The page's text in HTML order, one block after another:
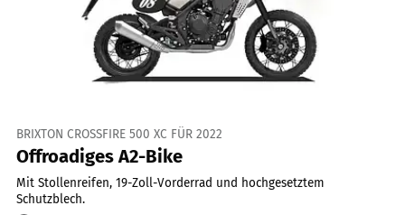
BRIXTON CROSSFIRE 500 XC FÜR 2022
Offroadiges A2-Bike
Mit Stollenreifen, 19-Zoll-Vorderrad und hochgesetztem
Schutzblech.